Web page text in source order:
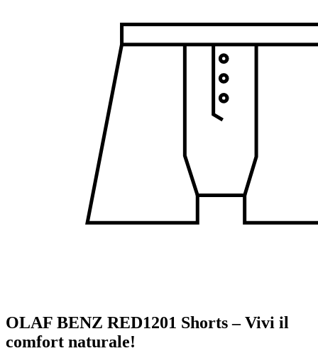
OLAF BENZ RED1201 Shorts – Vivi il
comfort naturale!